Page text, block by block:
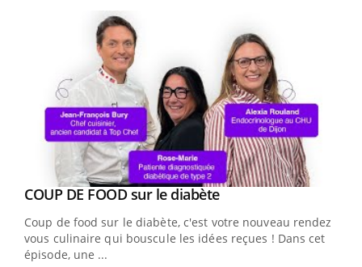
Youtube
COUP DE FOOD sur le diabèteYoutube
Coup de food sur le diabète, c'est votre nouveau rendez-
vous culinaire qui bouscule les idées reçues ! Dans cet
épisode, une ...